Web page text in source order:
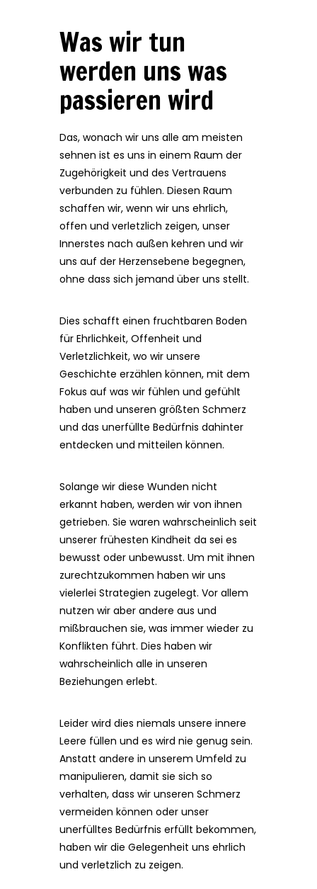
Was wir tun
werden uns was
passieren wird
Das, wonach wir uns alle am meisten
sehnen ist es uns in einem Raum der
Zugehörigkeit und des Vertrauens
verbunden zu fühlen. Diesen Raum
schaffen wir, wenn wir uns ehrlich,
offen und verletzlich zeigen, unser
Innerstes nach außen kehren und wir
uns auf der Herzensebene begegnen,
ohne dass sich jemand über uns stellt.
Dies schafft einen fruchtbaren Boden
für Ehrlichkeit, Offenheit und
Verletzlichkeit, wo wir unsere
Geschichte erzählen können, mit dem
Fokus auf was wir fühlen und gefühlt
haben und unseren größten Schmerz
und das unerfüllte Bedürfnis dahinter
entdecken und mitteilen können.
Solange wir diese Wunden nicht
erkannt haben, werden wir von ihnen
getrieben. Sie waren wahrscheinlich seit
unserer frühesten Kindheit da sei es
bewusst oder unbewusst. Um mit ihnen
zurechtzukommen haben wir uns
vielerlei Strategien zugelegt. Vor allem
nutzen wir aber andere aus und
mißbrauchen sie, was immer wieder zu
Konflikten führt. Dies haben wir
wahrscheinlich alle in unseren
Beziehungen erlebt.
Leider wird dies niemals unsere innere
Leere füllen und es wird nie genug sein.
Anstatt andere in unserem Umfeld zu
manipulieren, damit sie sich so
verhalten, dass wir unseren Schmerz
vermeiden können oder unser
unerfülltes Bedürfnis erfüllt bekommen,
haben wir die Gelegenheit uns ehrlich
und verletzlich zu zeigen.